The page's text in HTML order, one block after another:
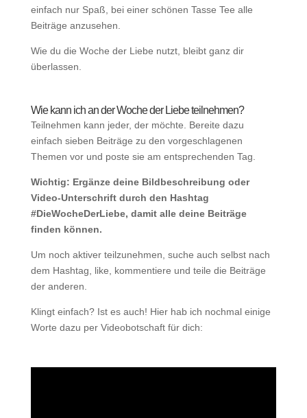
einfach nur Spaß, bei einer schönen Tasse Tee alle
Beiträge anzusehen.
Wie du die Woche der Liebe nutzt, bleibt ganz dir
überlassen.
Wie kann ich an der Woche der Liebe teilnehmen?
Teilnehmen kann jeder, der möchte. Bereite dazu
einfach sieben Beiträge zu den vorgeschlagenen
Themen vor und poste sie am entsprechenden Tag.
Wichtig: Ergänze deine Bildbeschreibung oder
Video-Unterschrift durch den Hashtag
#DieWocheDerLiebe, damit alle deine Beiträge
finden können.
Um noch aktiver teilzunehmen, suche auch selbst nach
dem Hashtag, like, kommentiere und teile die Beiträge
der anderen.
Klingt einfach? Ist es auch! Hier hab ich nochmal einige
Worte dazu per Videobotschaft für dich: